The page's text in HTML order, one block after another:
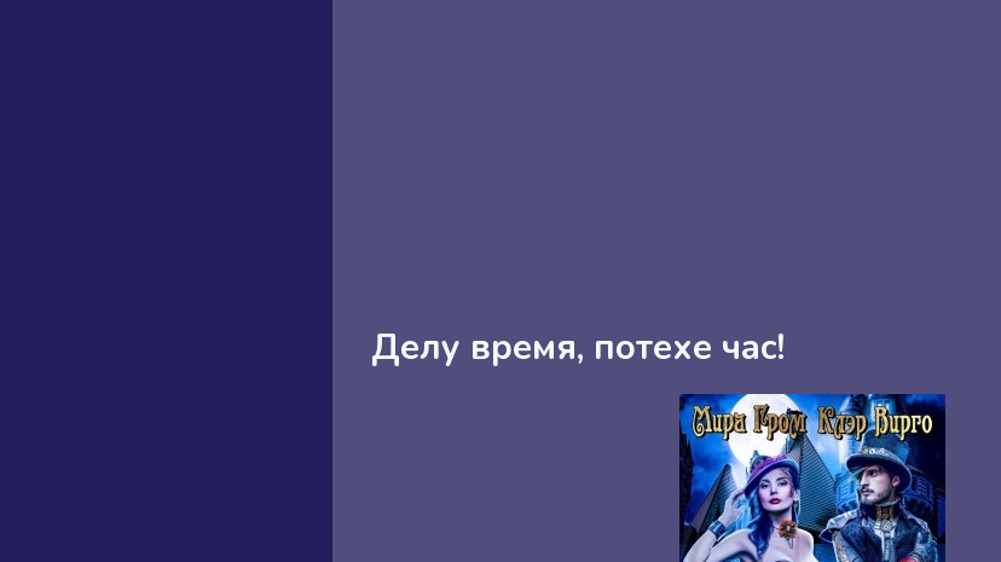
Делу время, потехе час!